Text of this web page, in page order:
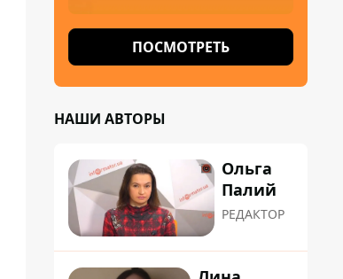
ПОСМОТРЕТЬ
НАШИ АВТОРЫ
Ольга
Палий
РЕДАКТОР